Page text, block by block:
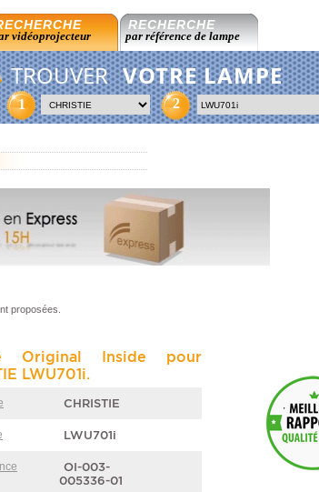
vidéoprojecteur
RECHERCHE
par référence de lampe
TROUVER VOTRE LAMPE
1 2
proposées.
Original Inside pour
LWU701i.
CHRISTIE
LWU701i
OI-003-
005336-01